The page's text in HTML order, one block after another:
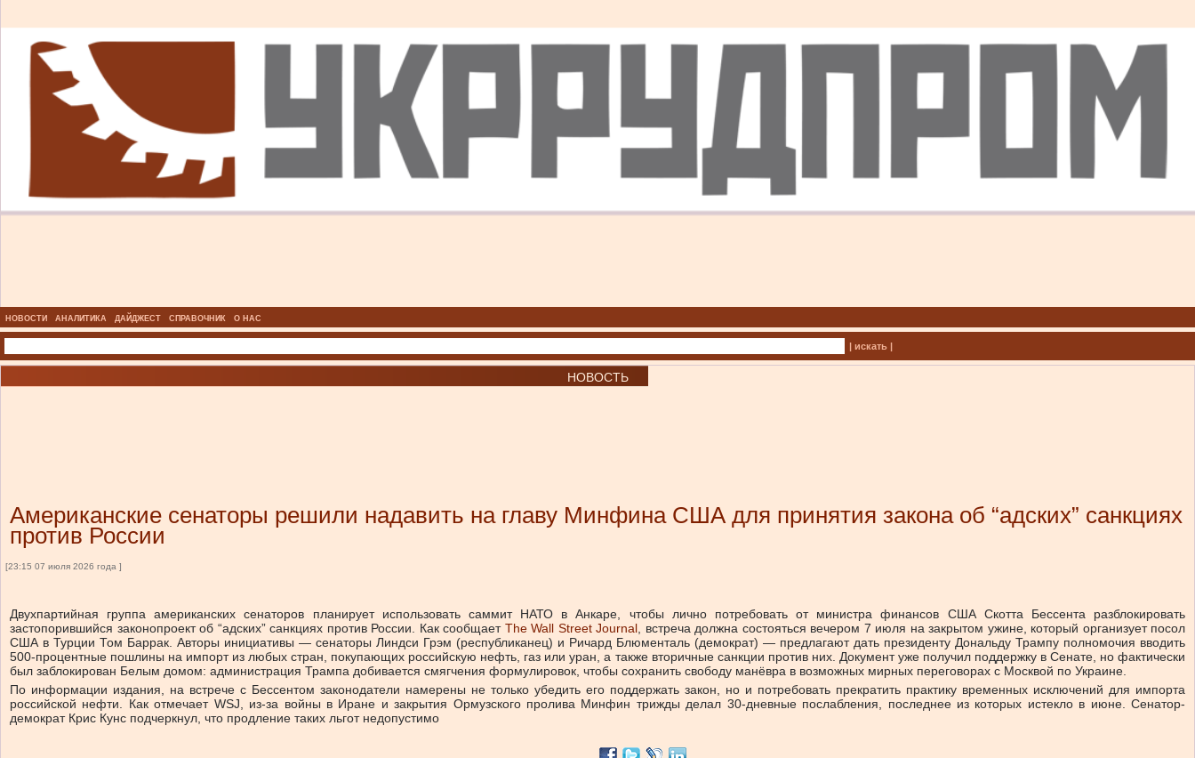
НОВОСТИ АНАЛИТИКА ДАЙДЖЕСТ СПРАВОЧНИК О НАС
| искать |
НОВОСТЬ
Американские сенаторы решили надавить на главу Минфина США для принятия закона об “адских” санкциях
против России
[23:15 07 июля 2026 года ]
Двухпартийная группа американских сенаторов планирует использовать саммит НАТО в Анкаре, чтобы лично потребовать от министра финансов США Скотта Бессента разблокировать
застопорившийся законопроект об “адских” санкциях против России. Как сообщает The Wall Street Journal , встреча должна состояться вечером 7 июля на закрытом ужине, который организует посол
США в Турции Том Баррак. Авторы инициативы — сенаторы Линдси Грэм (республиканец) и Ричард Блюменталь (демократ) — предлагают дать президенту Дональду Трампу полномочия вводить
500-процентные пошлины на импорт из любых стран, покупающих российскую нефть, газ или уран, а также вторичные санкции против них. Документ уже получил поддержку в Сенате, но фактически
был заблокирован Белым домом: администрация Трампа добивается смягчения формулировок, чтобы сохранить свободу манёвра в возможных мирных переговорах с Москвой по Украине.
По информации издания, на встрече с Бессентом законодатели намерены не только убедить его поддержать закон, но и потребовать прекратить практику временных исключений для импорта
российской нефти. Как отмечает WSJ, из-за войны в Иране и закрытия Ормузского пролива Минфин трижды делал 30-дневные послабления, последнее из которых истекло в июне. Сенатор-
демократ Крис Кунс подчеркнул, что продление таких льгот недопустимо